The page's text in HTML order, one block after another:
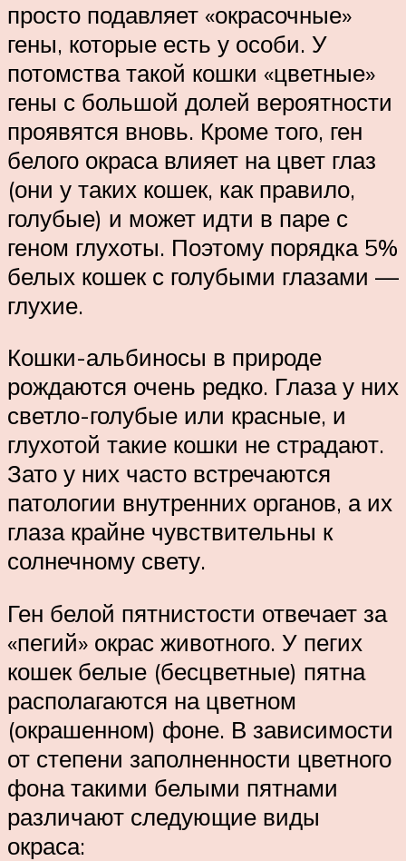
просто подавляет «окрасочные»
гены, которые есть у особи. У
потомства такой кошки «цветные»
гены с большой долей вероятности
проявятся вновь. Кроме того, ген
белого окраса влияет на цвет глаз
(они у таких кошек, как правило,
голубые) и может идти в паре с
геном глухоты. Поэтому порядка 5%
белых кошек с голубыми глазами —
глухие.
Кошки-альбиносы в природе
рождаются очень редко. Глаза у них
светло-голубые или красные, и
глухотой такие кошки не страдают.
Зато у них часто встречаются
патологии внутренних органов, а их
глаза крайне чувствительны к
солнечному свету.
Ген белой пятнистости отвечает за
«пегий» окрас животного. У пегих
кошек белые (бесцветные) пятна
располагаются на цветном
(окрашенном) фоне. В зависимости
от степени заполненности цветного
фона такими белыми пятнами
различают следующие виды
окраса: